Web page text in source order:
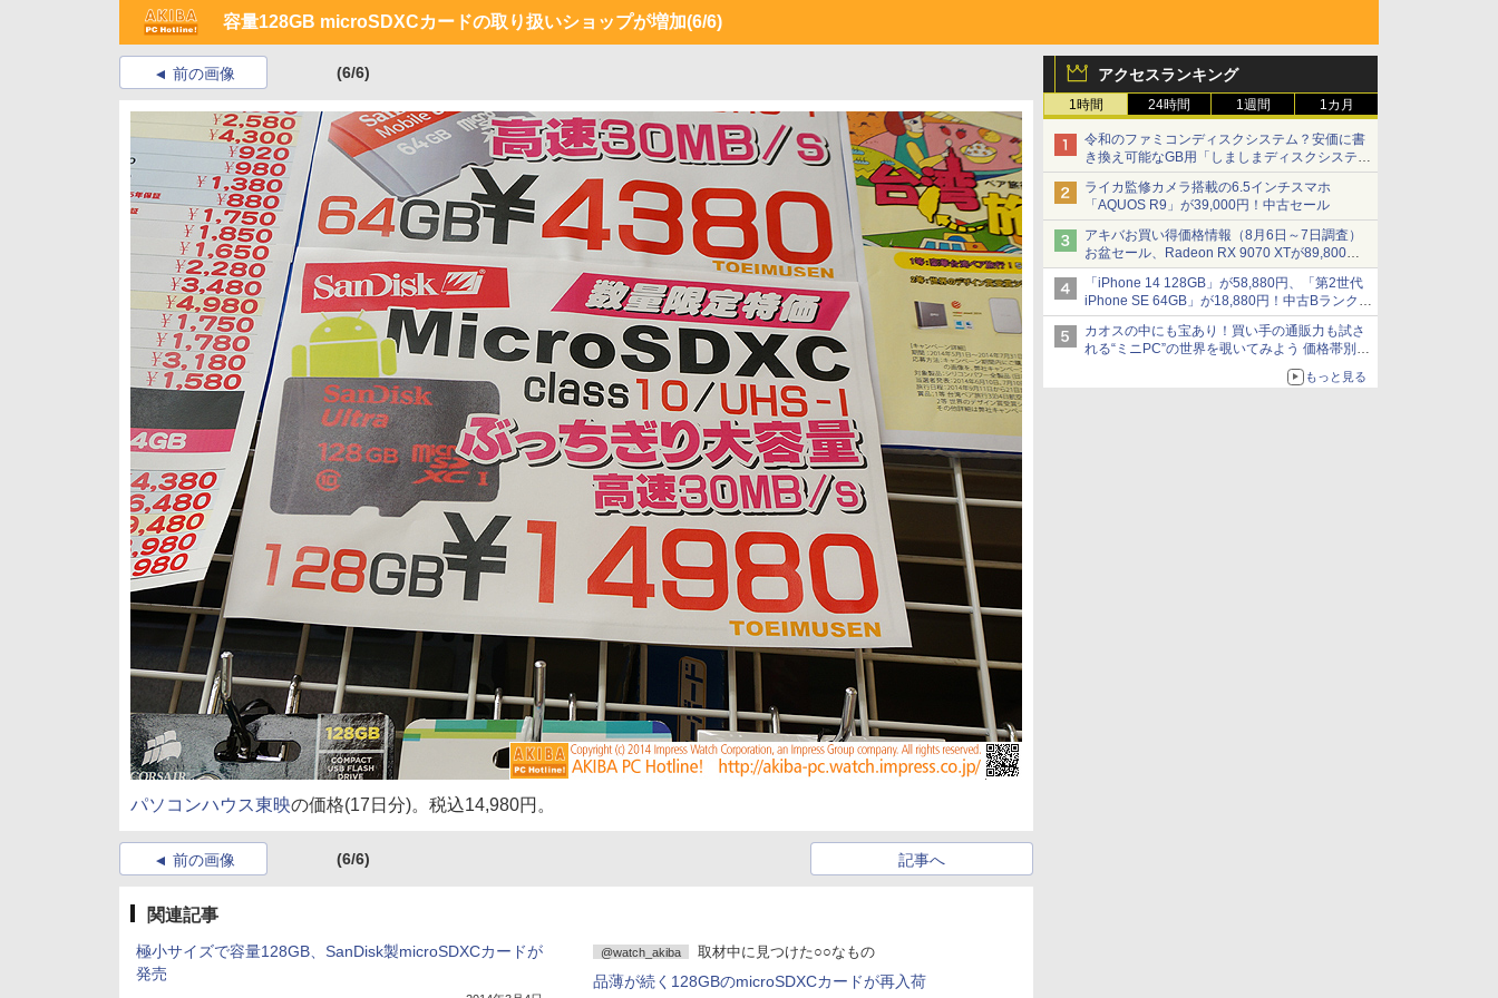
容量128GB microSDXCカードの取り扱いショップが増加(6/6)
アクセスランキング
1時間 24時間 1週間 1カ月
令和のファミコンディスクシステム？安価に書
き換え可能なGB用「しましまディスクシステ
ム」
ライカ監修カメラ搭載の6.5インチスマホ
「AQUOS R9」が39,000円！中古セール
アキバお買い得価格情報（8月6日～7日調査）
お盆セール、Radeon RX 9070 XTが89,800
円、水平周波数24.8kHz対応の17型モニターが
9,801円、暑さ指数連動セール ほか
「iPhone 14 128GB」が58,880円、「第2世代
iPhone SE 64GB」が18,880円！中古Bランク品
セール
カオスの中にも宝あり！買い手の通販力も試さ
れる“ミニPC”の世界を覗いてみよう 価格帯別に
仕様や特徴を整理、11製品をピックアップ text
もっと見る
前の画像 (6/6)
パソコンハウス東映の価格(17日分)。税込14,980円。
前の画像 (6/6) 記事へ
関連記事
極小サイズで容量128GB、SanDisk製microSDXCカードが
発売
@watch_akiba 取材中に見つけた○○なもの
品薄が続く128GBのmicroSDXCカードが再入荷